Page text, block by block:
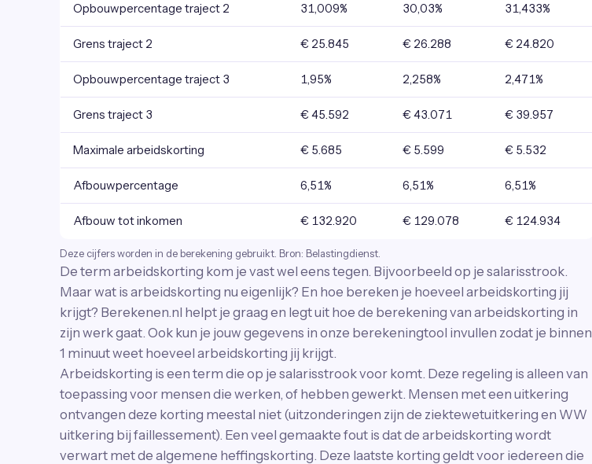
Opbouwpercentage traject 2 31,009% 30,03% 31,433%
Grens traject 2 € 25.845 € 26.288 € 24.820
Opbouwpercentage traject 3 1,95% 2,258% 2,471%
Grens traject 3 € 45.592 € 43.071 € 39.957
Maximale arbeidskorting € 5.685 € 5.599 € 5.532
Afbouwpercentage 6,51% 6,51% 6,51%
Afbouw tot inkomen € 132.920 € 129.078 € 124.934
Deze cijfers worden in de berekening gebruikt. Bron: Belastingdienst.
De term arbeidskorting kom je vast wel eens tegen. Bijvoorbeeld op je salarisstrook.
Maar wat is arbeidskorting nu eigenlijk? En hoe bereken je hoeveel arbeidskorting jij
krijgt? Berekenen.nl helpt je graag en legt uit hoe de berekening van arbeidskorting in
zijn werk gaat. Ook kun je jouw gegevens in onze berekeningtool invullen zodat je binnen
1 minuut weet hoeveel arbeidskorting jij krijgt.
Arbeidskorting is een term die op je salarisstrook voor komt. Deze regeling is alleen van
toepassing voor mensen die werken, of hebben gewerkt. Mensen met een uitkering
ontvangen deze korting meestal niet (uitzonderingen zijn de ziektewetuitkering en WW
uitkering bij faillessement). Een veel gemaakte fout is dat de arbeidskorting wordt
verwart met de algemene heffingskorting. Deze laatste korting geldt voor iedereen die